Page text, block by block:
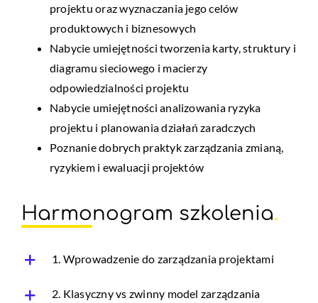
projektu oraz wyznaczania jego celów
produktowych i biznesowych
Nabycie umiejętności tworzenia karty, struktury i
diagramu sieciowego i macierzy
odpowiedzialności projektu
Nabycie umiejętności analizowania ryzyka
projektu i planowania działań zaradczych
Poznanie dobrych praktyk zarządzania zmianą,
ryzykiem i ewaluacji projektów
Harmonogram szkolenia.
1. Wprowadzenie do zarządzania projektami
2. Klasyczny vs zwinny model zarządzania